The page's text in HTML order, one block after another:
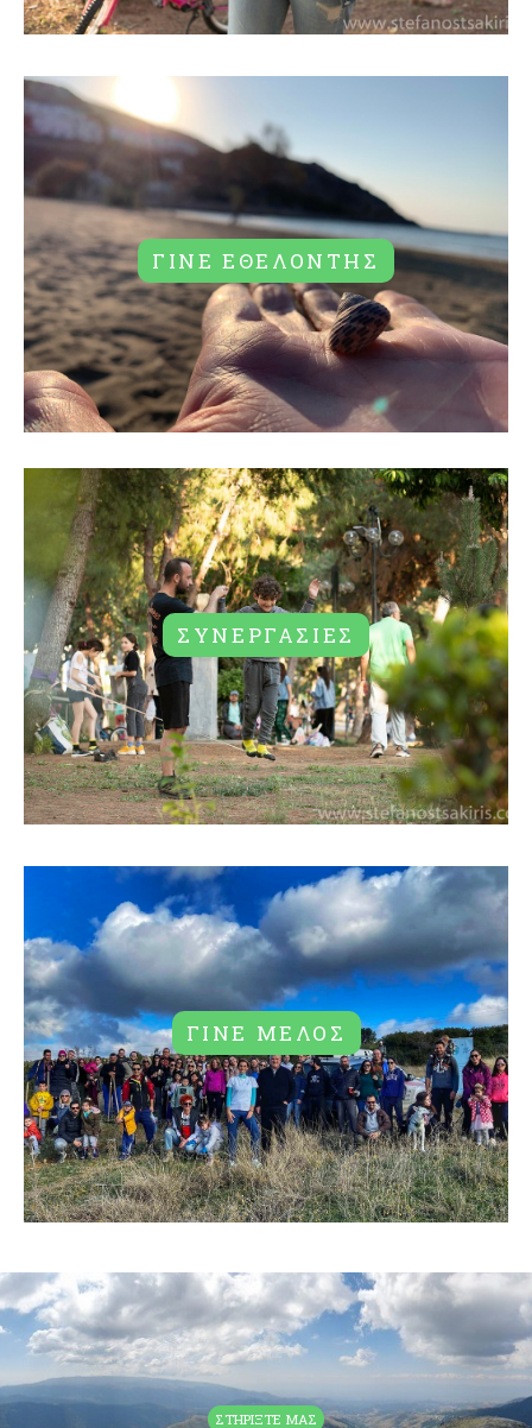
ΓΙΝΕ ΕΘΕΛΟΝΤΗΣ
ΓΙΝΕ ΕΘΕΛΟΝΤΗΣ
ΔΕΙΤΕ ΠΕΡΙΣΣΟΤΕΡΑ
ΣΥΝΕΡΓΑΣΙΕΣ
ΣΥΝΕΡΓΑΣΙΕΣ
ΔΕΙΤΕ ΠΕΡΙΣΣΟΤΕΡΑ
ΓΙΝΕ ΜΕΛΟΣ
ΓΙΝΕ ΜΕΛΟΣ
ΔΕΙΤΕ ΠΕΡΙΣΣΟΤΕΡΑ
ΣΤΗΡΙΞΤΕ ΜΑΣ